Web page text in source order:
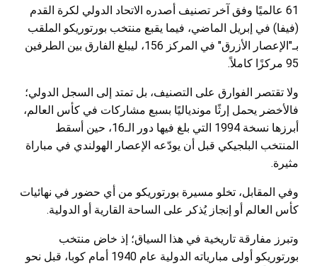
61 عالميًا وفق آخر تصنيف أصدره الاتحاد الدولي لكرة القدم
(فيفا) في إبريل الماضي، فيما يقبع منتخب بورتوريكو الملقب
بـ"الإعصار الأزرق" في المركز 156، ليبلغ الفارق بين الطرفين
95 مركزًا كاملاً.
ولا تقتصر الفوارق على التصنيف، بل تمتد إلى السجل الدولي؛
فالأخضر يحمل إرثًا موندياليًا بسبع مشاركات في كأس العالم،
أبرزها نسخة 1994 التي بلغ فيها دور الـ16، حين أسقط
المنتخب البلجيكي قبل أن يودّعه الإعصار الهولندي في مباراة
مثيرة.
وفي المقابل، تخلو مسيرة بورتوريكو من أي حضور في نهائيات
كأس العالم أو إنجاز يُذكر على الساحة القارية أو الدولية.
وتبرز مفارقة تاريخية في هذا السياق؛ إذ خاض منتخب
بورتوريكو أولى مبارياته الدولية عام 1940 أمام كوبا، قبل نحو